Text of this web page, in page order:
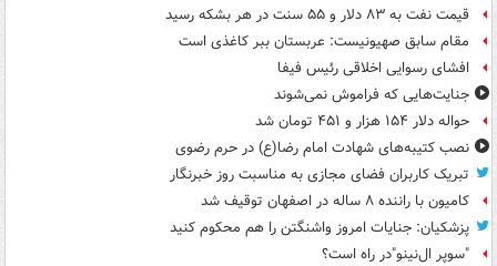
قیمت نفت به ۸۳ دلار و ۵۵ سنت در هر بشکه رسید
مقام سابق صهیونیست: عربستان ببر کاغذی است
افشای رسوایی اخلاقی رئیس فیفا
جنایت‌هایی که فراموش نمی‌شوند
حواله دلار ۱۵۴ هزار و ۴۵۱ تومان شد
نصب کتیبه‌های شهادت امام رضا(ع) در حرم رضوی
تبریک کاربران فضای مجازی به مناسبت روز خبرنگار
کامیون با راننده ۸ ساله در اصفهان توقیف شد
پزشکیان: جنایات امروز واشنگتن را هم محکوم کنید
"سوپر ال‌نینو"در راه است؟